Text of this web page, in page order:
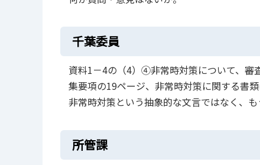
千葉委員
資料1－4の（4）➃非常時対策について、審
集要項の19ページ、非常時対策に関する書
非常時対策という抽象的な文言ではなく、
所管課